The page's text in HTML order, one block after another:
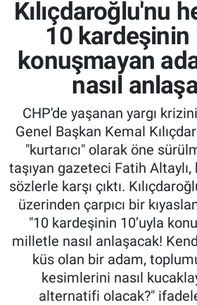
Kılıçdaroğlu'nu
10 kardeşinin
konuşmayan
nasıl
CHP'de yaşanan yargı
Genel Başkan Kemal
"kurtarıcı" olarak öne
taşıyan gazeteci Fatih
sözlerle karşı çıktı.
üzerinden çarpıcı bir
"10 kardeşinin 10’uyla
milletle nasıl anlaşacak!
küs olan bir adam,
kesimlerini nasıl
alternatifi olacak?"
İzmir Trafik Yoğunluk
Süper Lig Puan Durumu ve
Tüm Manşetler
Son Dakika Haberleri
Haber Arşivi